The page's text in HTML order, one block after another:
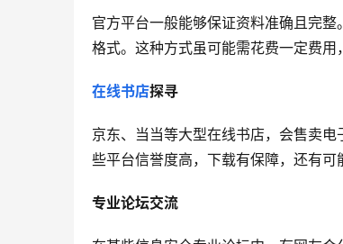
官方平台一般能够保证资料准确且完
格式。这种方式虽可能需花费一定费用
在线书店探寻
京东、当当等大型在线书店，会售卖
些平台信誉度高，下载有保障，还有可
专业论坛交流